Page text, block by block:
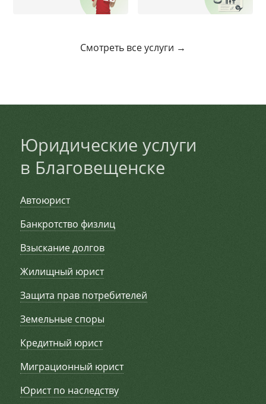
Смотреть все услуги →
Юридические услуги
в Благовещенске
Автоюрист
Банкротство физлиц
Взыскание долгов
Жилищный юрист
Защита прав потребителей
Земельные споры
Кредитный юрист
Миграционный юрист
Юрист по наследству